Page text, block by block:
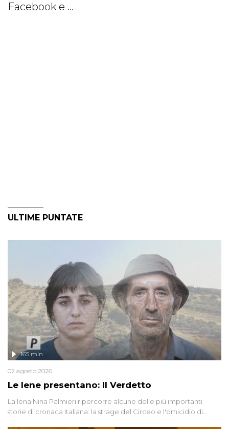
Facebook e ...
ULTIME PUNTATE
Le Iene presentano: Il Verdetto
165 min
02 agosto 2026
La Iena Nina Palmieri ripercorre alcune delle più importanti
storie di cronaca italiana: la strage del Circeo e l'omicidio di